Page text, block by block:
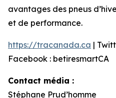
avantages des pneus
et de performance.
https://tracanada.ca |
Facebook : betiresmartCA
Contact média :
Stéphane Prud’homme